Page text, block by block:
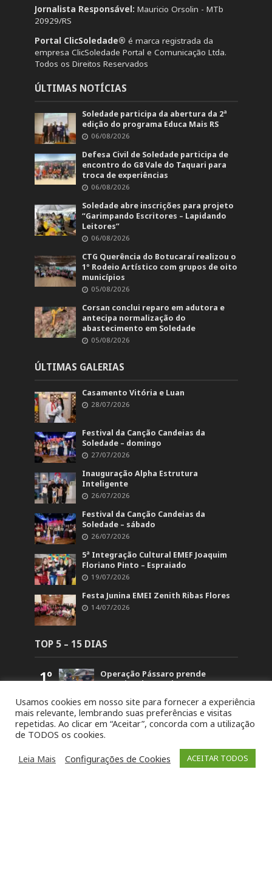
Jornalista Responsável: Mauricio Orsolin - MTb
20929/RS
Portal ClicSoledade® é marca registrada da
empresa ClicSoledade Portal e Comunicação Ltda.
Todos os Direitos Reservados
ÚLTIMAS NOTÍCIAS
Soledade participa da abertura da 2ª
edição do programa Educa Mais RS
06/08/2026
Defesa Civil de Soledade participa de
encontro do G8 Vale do Taquari para
troca de experiências
06/08/2026
Soledade abre inscrições para projeto
“Garimpando Escritores – Lapidando
Leitores”
06/08/2026
CTG Querência do Botucaraí realizou o
1º Rodeio Artístico com grupos de oito
municípios
05/08/2026
Corsan conclui reparo em adutora e
antecipa normalização do
abastecimento em Soledade
05/08/2026
ÚLTIMAS GALERIAS
Casamento Vitória e Luan
28/07/2026
Festival da Canção Candeias da
Soledade – domingo
27/07/2026
Inauguração Alpha Estrutura
Inteligente
26/07/2026
Festival da Canção Candeias da
Soledade – sábado
26/07/2026
5ª Integração Cultural EMEF Joaquim
Floriano Pinto – Espraiado
19/07/2026
Festa Junina EMEI Zenith Ribas Flores
14/07/2026
TOP 5 – 15 DIAS
1º
Operação Pássaro prende
suspeito de mandar matar
5.839
2º
Retorno no acesso a Arvorezinha
permanece bloqueado na BR-386
até domingo (26)
3º
19ª Ronda Crioula do Piquete
Cambará é lançada na
Usamos cookies em nosso site para fornecer a experiência
mais relevante, lembrando suas preferências e visitas
repetidas. Ao clicar em “Aceitar”, concorda com a utilização
de TODOS os cookies.
Leia Mais
Configurações de Cookies ACEITAR TODOS